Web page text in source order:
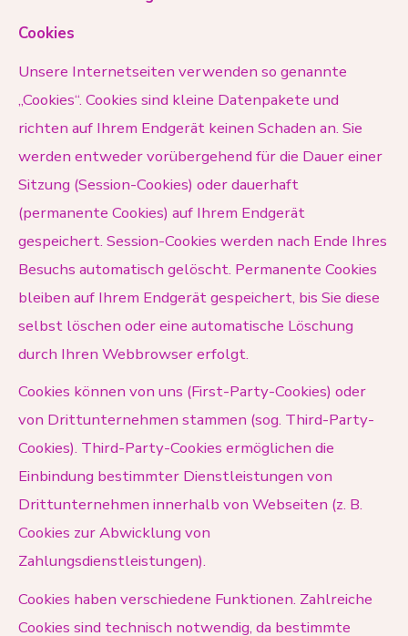
Cookies
Unsere Internetseiten verwenden so genannte
„Cookies“. Cookies sind kleine Datenpakete und
richten auf Ihrem Endgerät keinen Schaden an. Sie
werden entweder vorübergehend für die Dauer einer
Sitzung (Session-Cookies) oder dauerhaft
(permanente Cookies) auf Ihrem Endgerät
gespeichert. Session-Cookies werden nach Ende Ihres
Besuchs automatisch gelöscht. Permanente Cookies
bleiben auf Ihrem Endgerät gespeichert, bis Sie diese
selbst löschen oder eine automatische Löschung
durch Ihren Webbrowser erfolgt.
Cookies können von uns (First-Party-Cookies) oder
von Drittunternehmen stammen (sog. Third-Party-
Cookies). Third-Party-Cookies ermöglichen die
Einbindung bestimmter Dienstleistungen von
Drittunternehmen innerhalb von Webseiten (z. B.
Cookies zur Abwicklung von
Zahlungsdienstleistungen).
Cookies haben verschiedene Funktionen. Zahlreiche
Cookies sind technisch notwendig, da bestimmte